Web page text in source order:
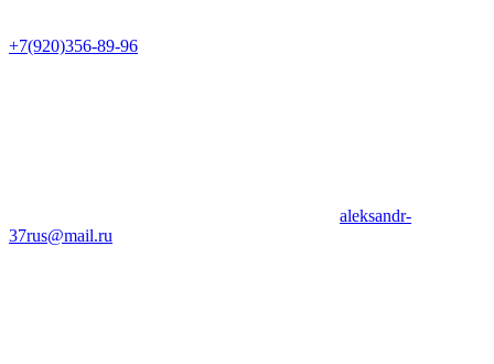
+7(920)356-89-96
aleksandr-
37rus@mail.ru